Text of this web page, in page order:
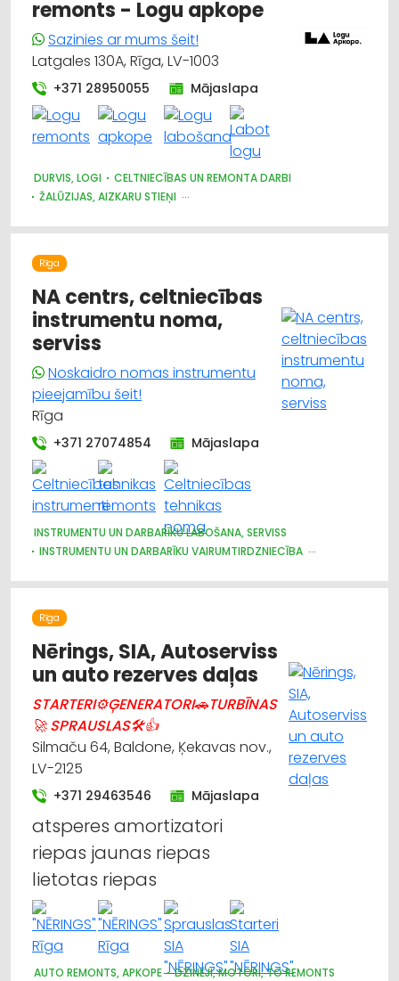
DIZAINS UN INTERJERS; PRIEKŠMETI UN PAKALPOJUMI
SAIMNIECĪBAS PREČU TIRDZNIECĪBA
remonts - Logu apkope
Sazinies ar mums šeit!
Latgales 130A, Rīga, LV-1003
+371 28950055 Mājaslapa
DURVIS, LOGI
CELTNIECĪBAS UN REMONTA DARBI
ŽALŪZIJAS, AIZKARU STIEŅI
APDARES DARBI
MĒBEĻU FURNITŪRA
BŪVMATERIĀLU, BŪVKONSTRUKCIJU TIRDZNIECĪBA
BŪVMATERIĀLU, BŪVKONSTRUKCIJU VAIRUMTIRDZNIECĪBA
APDARES MATERIĀLI: TIRDZNIECĪBA
ATSLĒGAS, SLĒDZENES
Rīga
NA centrs, celtniecības
instrumentu noma,
serviss
Noskaidro nomas instrumentu
pieejamību šeit!
Rīga
+371 27074854 Mājaslapa
INSTRUMENTU UN DARBARĪKU LABOŠANA, SERVISS
INSTRUMENTU UN DARBARĪKU VAIRUMTIRDZNIECĪBA
CELTNIECĪBAS TEHNIKA UN IEKĀRTAS; NOMA
CELTNIECĪBAS TEHNIKA UN IEKĀRTAS; TIRDZNIECĪBA, SERVISS
CELTNIECĪBAS UN REMONTA DARBI
DĀRZA TEHNIKA UN INVENTĀRS
BŪVMATERIĀLU, BŪVKONSTRUKCIJU TIRDZNIECĪBA
Rīga
Nērings, SIA, Autoserviss
un auto rezerves daļas
STARTERI⚙ĢENERATORI🚗TURBĪNAS
🚀 SPRAUSLAS🛠👍
Silmaču 64, Baldone, Ķekavas nov.,
LV-2125
+371 29463546 Mājaslapa
atsperes amortizatori
riepas jaunas riepas
lietotas riepas
AUTO REMONTS, APKOPE
DZINĒJI, MOTORI, TO REMONTS